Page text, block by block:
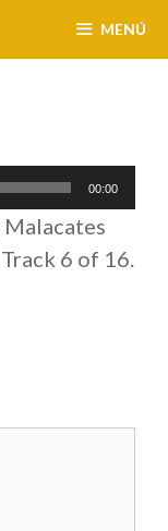
MENÚ
00:00
6 of 16.